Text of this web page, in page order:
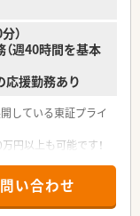
）
週40時間を基本
応援勤務あり
している東証プライ
円以上も可能です！
テム・投薬カウンタ
機械を導入されてい
い合わせ